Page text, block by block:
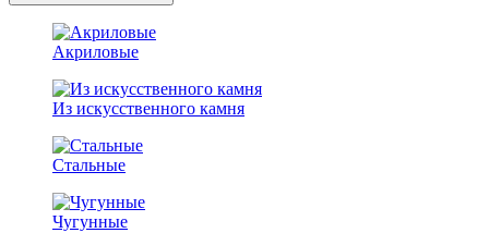
Акриловые
Из искусственного камня
Стальные
Чугунные